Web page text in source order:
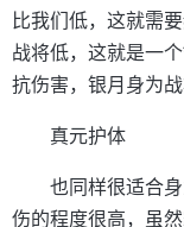
比我们低，这就需
战将低，这就是一
抗伤害，银月身为
真元护体
也同样很适合
伤的程度很高，虽